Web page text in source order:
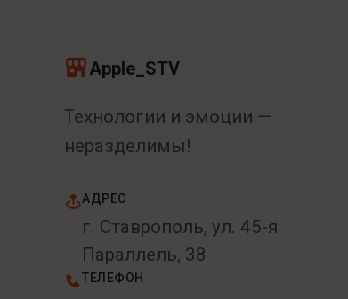
Apple_STV
Технологии и эмоции —
неразделимы!
АДРЕС
г. Ставрополь, ул. 45-я
Параллель, 38
ТЕЛЕФОН